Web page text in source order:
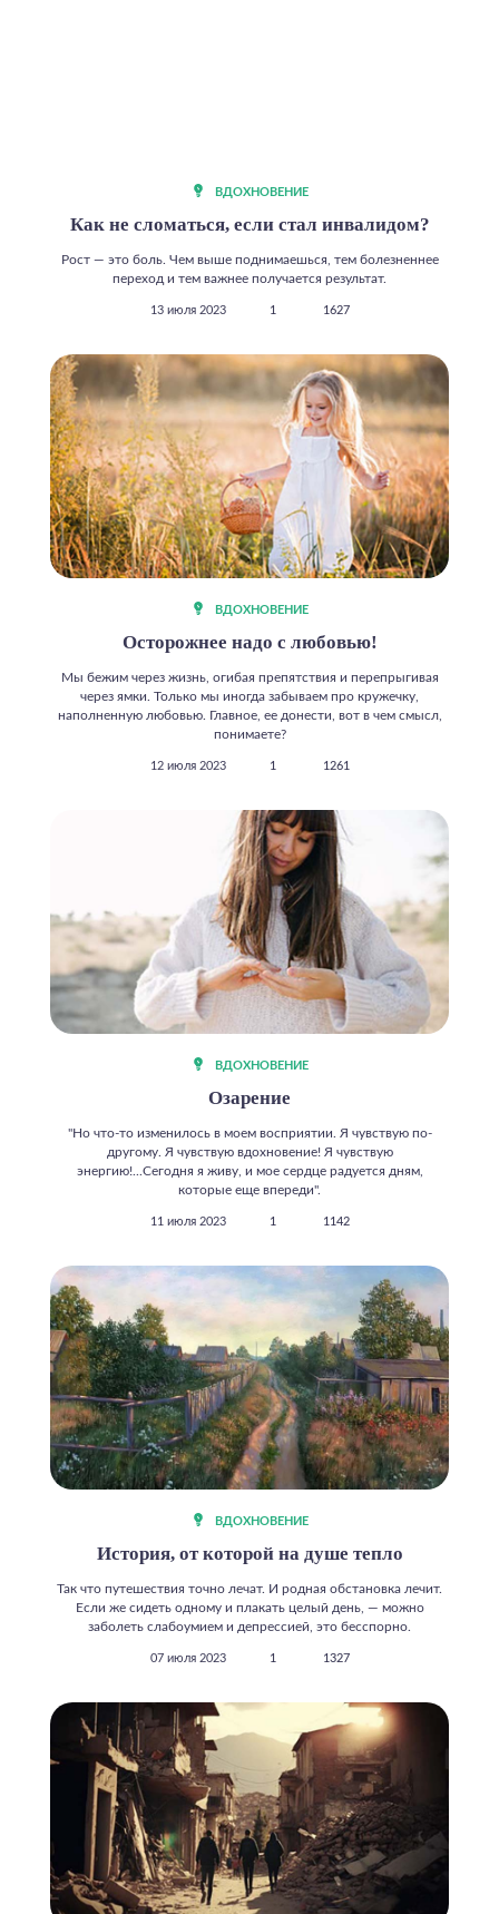
ВДОХНОВЕНИЕ
Как не сломаться, если стал инвалидом?
Рост — это боль. Чем выше поднимаешься, тем болезненнее
переход и тем важнее получается результат.
13 июля 2023 1 1627
ВДОХНОВЕНИЕ
Осторожнее надо с любовью!
Мы бежим через жизнь, огибая препятствия и перепрыгивая
через ямки. Только мы иногда забываем про кружечку,
наполненную любовью. Главное, ее донести, вот в чем смысл,
понимаете?
12 июля 2023 1 1261
ВДОХНОВЕНИЕ
Озарение
"Но что-то изменилось в моем восприятии. Я чувствую по-
другому. Я чувствую вдохновение! Я чувствую
энергию!...Сегодня я живу, и мое сердце радуется дням,
которые еще впереди".
11 июля 2023 1 1142
ВДОХНОВЕНИЕ
История, от которой на душе тепло
Так что путешествия точно лечат. И родная обстановка лечит.
Если же сидеть одному и плакать целый день, — можно
заболеть слабоумием и депрессией, это бесспорно.
07 июля 2023 1 1327